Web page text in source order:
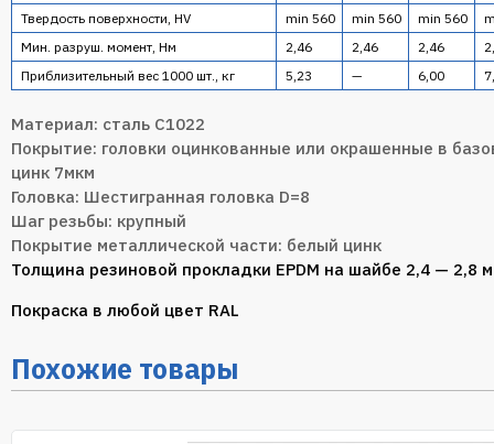
Твердость поверхности, HV
min 560 min 560 min 560
Мин. разруш. момент, Hм
2,46 2,46 2,46
Приблизительный вес 1000 шт., кг
5,23 — 6,00
Материал: сталь С1022
Покрытие: головки оцинкованные или окрашенные в
цинк 7мкм
Головка: Шестигранная головка D=8
Шаг резьбы: крупный
Покрытие металлической части: белый цинк
Толщина резиновой прокладки EPDM на шайбе 2,4 — 2,8
Покраска в любой цвет RAL
Похожие товары